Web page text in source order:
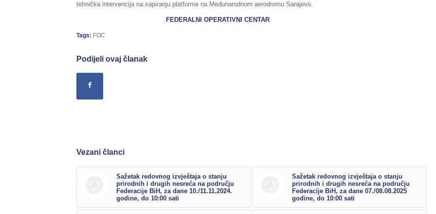
tehnička intervencija na sapiranju platforme na Međunarodnom aerodromu Sarajevo.
FEDERALNI OPERATIVNI CENTAR
Tags: FOC
Podijeli ovaj članak
Vezani članci
Sažetak redovnog izvještaja o stanju
prirodnih i drugih nesreća na području
Federacije BiH, za dane 10./11.11.2024.
godine, do 10:00 sati
Sažetak redovnog izvještaja o stanju
prirodnih i drugih nesreća na području
Federacije BiH, za dane 07./08.08.2025
godine, do 10:00 sati